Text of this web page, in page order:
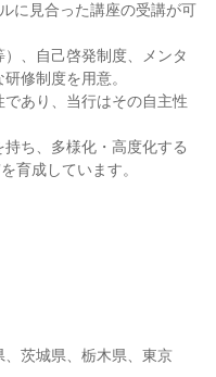
に見合った講座の受講が可
、自己啓発制度、メンタ
修制度を用意。
あり、当行はその自主性
ち、多様化・高度化する
育成しています。
茨城県、栃木県、東京